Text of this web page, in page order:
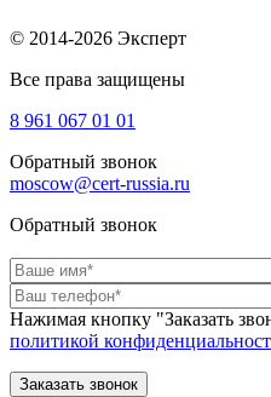
© 2014-2026 Эксперт
Все права защищены
8 961 067 01 01
Обратный звонок
moscow@cert-russia.ru
Обратный звонок
Нажимая кнопку "Заказать
политикой